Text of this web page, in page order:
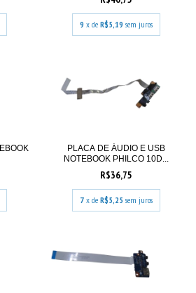
9 x de R$5,19 sem juros
PLACA DE ÁUDIO E USB
NOTEBOOK PHILCO 10D...
R$36,75
7 x de R$5,25 sem juros